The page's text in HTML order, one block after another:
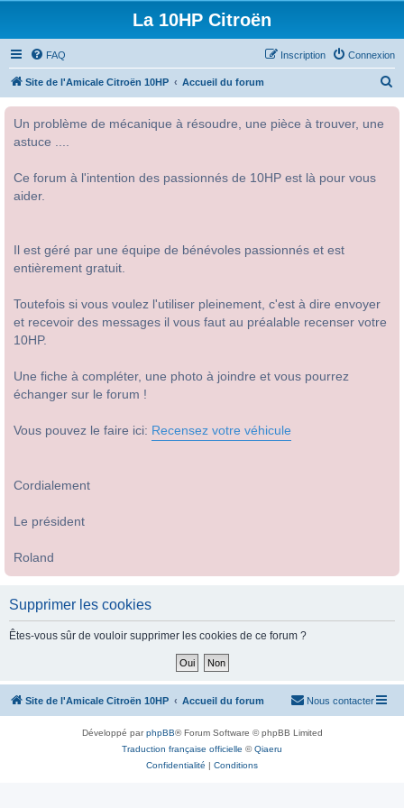
La 10HP Citroën
FAQ Connexion
Inscription
Site de l'Amicale Citroën 10HP Accueil du forum
Un problème de mécanique à résoudre, une pièce à trouver, une
astuce ....
Ce forum à l'intention des passionnés de 10HP est là pour vous
aider.
Il est géré par une équipe de bénévoles passionnés et est
entièrement gratuit.
Toutefois si vous voulez l'utiliser pleinement, c'est à dire envoyer
et recevoir des messages il vous faut au préalable recenser votre
10HP.
Une fiche à compléter, une photo à joindre et vous pourrez
échanger sur le forum !
Vous pouvez le faire ici: Recensez votre véhicule
Cordialement
Le président
Roland
Supprimer les cookies
Êtes-vous sûr de vouloir supprimer les cookies de ce forum ?
Site de l'Amicale Citroën 10HP Accueil du forum Nous contacter
Développé parphpBB® Forum Software © phpBB Limited
Traduction française officielle ©Qiaeru
Confidentialité | Conditions